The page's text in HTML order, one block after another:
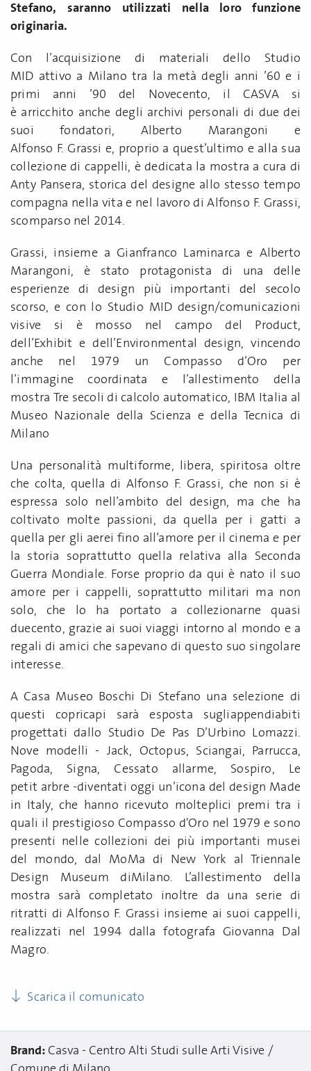
Stefano, saranno utilizzati nella loro funzione
originaria.
Con l’acquisizione di materiali dello Studio
MID attivo a Milano tra la metà degli anni ’60 e i
primi anni ’90 del Novecento, il CASVA si
è arricchito anche degli archivi personali di due dei
suoi fondatori, Alberto Marangoni e
Alfonso F. Grassi e, proprio a quest’ultimo e alla sua
collezione di cappelli, è dedicata la mostra a cura di
Anty Pansera, storica del designe allo stesso tempo
compagna nella vita e nel lavoro di Alfonso F. Grassi,
scomparso nel 2014.
Grassi, insieme a Gianfranco Laminarca e Alberto
Marangoni, è stato protagonista di una delle
esperienze di design più importanti del secolo
scorso, e con lo Studio MID design/comunicazioni
visive si è mosso nel campo del Product,
dell’Exhibit e dell’Environmental design, vincendo
anche nel 1979 un Compasso d’Oro per
l’immagine coordinata e l’allestimento della
mostra Tre secoli di calcolo automatico, IBM Italia al
Museo Nazionale della Scienza e della Tecnica di
Milano
Una personalità multiforme, libera, spiritosa oltre
che colta, quella di Alfonso F. Grassi, che non si è
espressa solo nell’ambito del design, ma che ha
coltivato molte passioni, da quella per i gatti a
quella per gli aerei fino all’amore per il cinema e per
la storia soprattutto quella relativa alla Seconda
Guerra Mondiale. Forse proprio da qui è nato il suo
amore per i cappelli, soprattutto militari ma non
solo, che lo ha portato a collezionarne quasi
duecento, grazie ai suoi viaggi intorno al mondo e a
regali di amici che sapevano di questo suo singolare
interesse.
A Casa Museo Boschi Di Stefano una selezione di
questi copricapi sarà esposta sugliappendiabiti
progettati dallo Studio De Pas D’Urbino Lomazzi.
Nove modelli - Jack, Octopus, Sciangai, Parrucca,
Pagoda, Signa, Cessato allarme, Sospiro, Le
petit arbre -diventati oggi un’icona del design Made
in Italy, che hanno ricevuto molteplici premi tra i
quali il prestigioso Compasso d'Oro nel 1979 e sono
presenti nelle collezioni dei più importanti musei
del mondo, dal MoMa di New York al Triennale
Design Museum diMilano. L’allestimento della
mostra sarà completato inoltre da una serie di
ritratti di Alfonso F. Grassi insieme ai suoi cappelli,
realizzati nel 1994 dalla fotografa Giovanna Dal
Magro.
Scarica il comunicato
Brand: Casva - Centro Alti Studi sulle Arti Visive